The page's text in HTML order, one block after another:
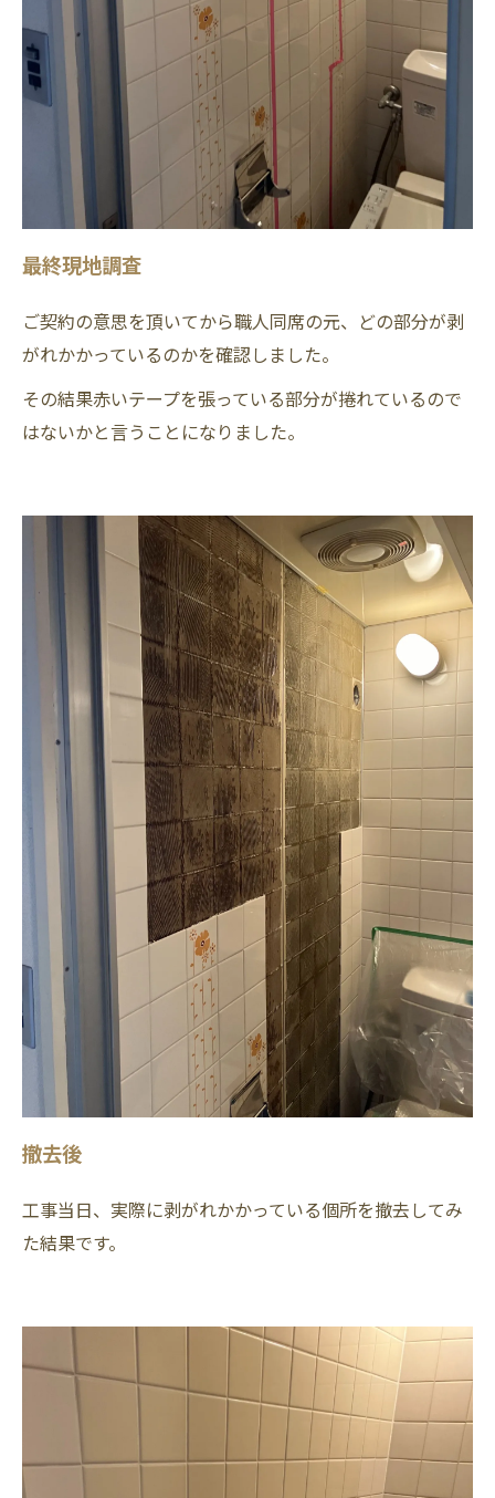
最終現地調査
ご契約の意思を頂いてから職人同席の元、どの部分が剥
がれかかっているのかを確認しました。
その結果赤いテープを張っている部分が捲れているので
はないかと言うことになりました。
撤去後
工事当日、実際に剥がれかかっている個所を撤去してみ
た結果です。